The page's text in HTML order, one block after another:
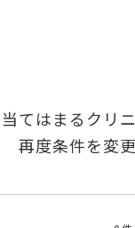
てはまるクリ
再度条件を変